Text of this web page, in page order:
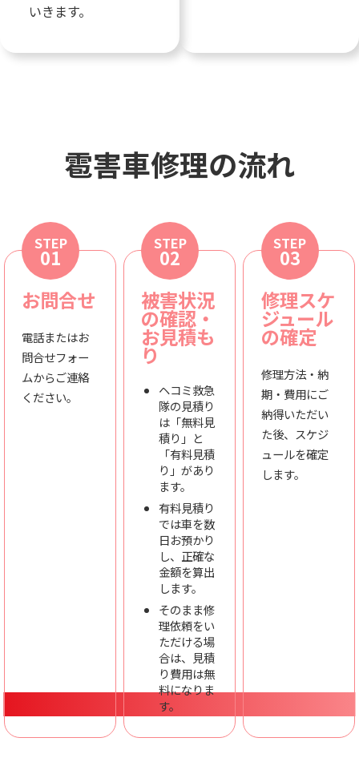
いきます。
雹害車修理の流れ
STEP
01
お問合せ
電話またはお
問合せフォー
ムからご連絡
ください。
STEP
02
被害状況
の確認・
お見積も
り
ヘコミ救急
隊の見積り
は「無料見
積り」と
「有料見積
り」があり
ます。
有料見積り
では車を数
日お預かり
し、正確な
金額を算出
します。
そのまま修
理依頼をい
ただける場
合は、見積
り費用は無
料になりま
す。
STEP
03
修理スケ
ジュール
の確定
修理方法・納
期・費用にご
納得いただい
た後、スケジ
ュールを確定
します。